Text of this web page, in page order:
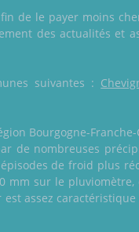
de le payer moins
des actualités et
suivantes :
Bourgogne-
de nombreuses
de froid plus
mm sur le
assez